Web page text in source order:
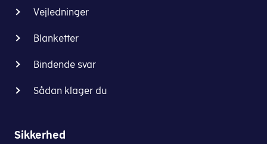
Vejledninger
Blanketter
Bindende svar
Sådan klager du
Sikkerhed